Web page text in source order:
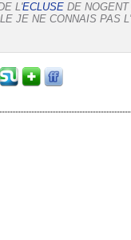
L'ECLUSE DE
JE NE CONNAIS PAS